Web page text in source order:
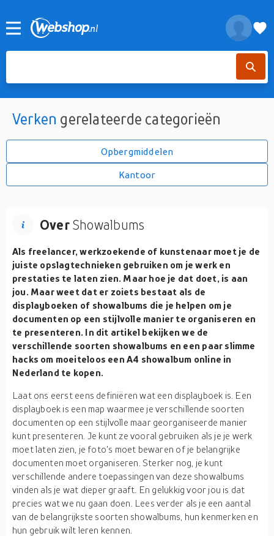
Verken gerelateerde categorieën
Opbergmiddelen
Kantoor
OverShowalbums
Als freelancer, werkzoekende of kunstenaar moet je de
juiste opslagtechnieken gebruiken om je werk en
prestaties te laten zien. Maar hoe je dat doet, is aan
jou. Maar weet dat er zoiets bestaat als de
displayboeken of showalbums die je helpen om je
documenten op een stijlvolle manier te organiseren en
te presenteren. In dit artikel bekijken we de
verschillende soorten showalbums en een paar slimme
hacks om moeiteloos een A4 showalbum online in
Nederland te kopen.
Laat ons eerst eens definiëren wat een displayboek is. Een
displayboek is een map waarmee je verschillende soorten
documenten op een stijlvolle maar georganiseerde manier
kunt presenteren. Je kunt ze vooral gebruiken als je je werk
moet laten zien, je foto's moet bewaren of je belangrijke
documenten moet organiseren. Sterker nog, je kunt
verschillende andere toepassingen van deze showalbums
vinden als je wat dieper graaft. En gelukkig voor jou is dat
precies wat we nu gaan doen. Lees verder als je een aantal
van de belangrijkste soorten showalbums, hun kenmerken en
hun gebruik wilt leren kennen.